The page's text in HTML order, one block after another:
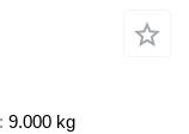
9.000 kg